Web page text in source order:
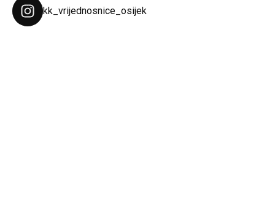
kk_vrijednosnice_osijek